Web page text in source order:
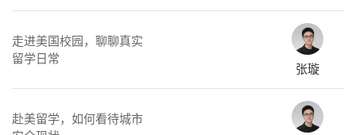
走进美国校园，聊聊真实
留学日常
张璇
赴美留学，如何看待城市